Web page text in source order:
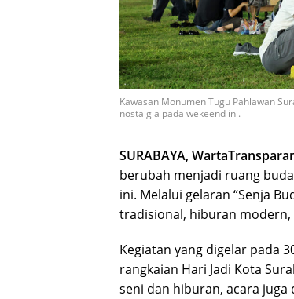
Kawasan Monumen Tugu Pahlawan
nostalgia pada wekeend ini.
SURABAYA,
berubah menjadi ruang
ini. Melalui gelaran “Senja
tradisional, hiburan modern,
Kegiatan yang digelar pada
rangkaian Hari Jadi Kota
seni dan hiburan, acara juga